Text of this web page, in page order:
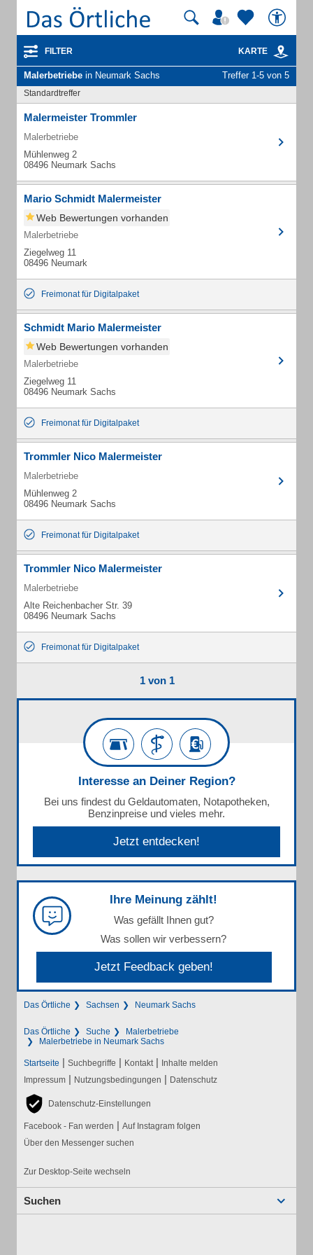
FILTER KARTE
Malerbetriebe in Neumark Sachs Treffer 1-5 von 5
Standardtreffer
Malermeister Trommler
Malerbetriebe
Mühlenweg 2
08496 Neumark Sachs
Mario Schmidt Malermeister
Web Bewertungen vorhanden
Malerbetriebe
Ziegelweg 11
08496 Neumark
Freimonat für Digitalpaket
Schmidt Mario Malermeister
Web Bewertungen vorhanden
Malerbetriebe
Ziegelweg 11
08496 Neumark Sachs
Freimonat für Digitalpaket
Trommler Nico Malermeister
Malerbetriebe
Mühlenweg 2
08496 Neumark Sachs
Freimonat für Digitalpaket
Trommler Nico Malermeister
Malerbetriebe
Alte Reichenbacher Str. 39
08496 Neumark Sachs
Freimonat für Digitalpaket
1 von 1
Interesse an Deiner Region?
Bei uns findest du Geldautomaten, Notapotheken,
Benzinpreise und vieles mehr.
Jetzt entdecken!
Ihre Meinung zählt!
Was gefällt Ihnen gut?
Was sollen wir verbessern?
Jetzt Feedback geben!
Das Örtliche Sachsen Neumark Sachs
Das Örtliche Suche
Malerbetriebe
Malerbetriebe in Neumark Sachs
Startseite | Suchbegriffe | Kontakt | Inhalte melden
Impressum | Nutzungsbedingungen | Datenschutz
Datenschutz-Einstellungen
Facebook - Fan werden | Auf Instagram folgen
Über den Messenger suchen
Zur Desktop-Seite wechseln
Suchen